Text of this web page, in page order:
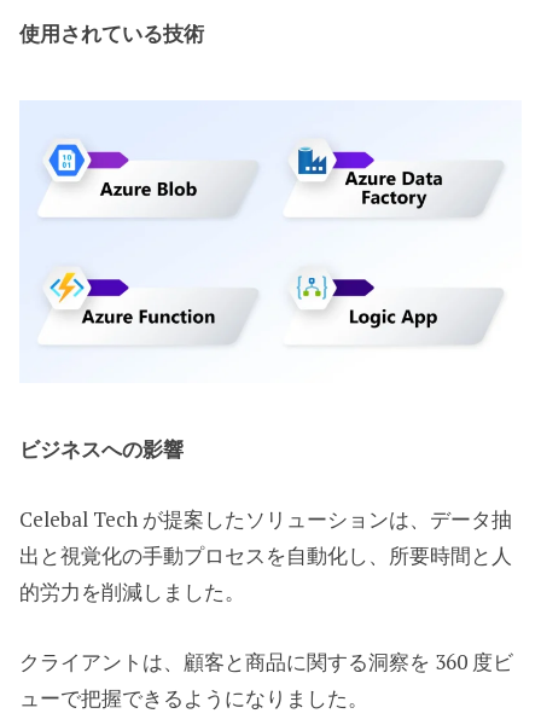
使用されている技術
ビジネスへの影響
Celebal Tech が提案したソリューションは、データ抽
出と視覚化の手動プロセスを自動化し、所要時間と人
的労力を削減しました。
クライアントは、顧客と商品に関する洞察を 360 度ビ
ューで把握できるようになりました。